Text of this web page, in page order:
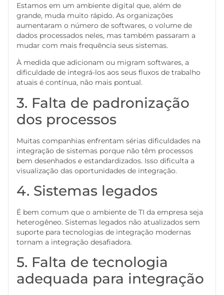
Estamos em um ambiente digital que, além de
grande, muda muito rápido. As organizações
aumentaram o número de softwares, o volume de
dados processados neles, mas também passaram a
mudar com mais frequência seus sistemas.
À medida que adicionam ou migram softwares, a
dificuldade de integrá-los aos seus fluxos de trabalho
atuais é contínua, não mais pontual.
3. Falta de padronização
dos processos
Muitas companhias enfrentam sérias dificuldades na
integração de sistemas porque não têm processos
bem desenhados e estandardizados. Isso dificulta a
visualização das oportunidades de integração.
4. Sistemas legados
É bem comum que o ambiente de TI da empresa seja
heterogêneo. Sistemas legados não atualizados sem
suporte para tecnologias de integração modernas
tornam a integração desafiadora.
5. Falta de tecnologia
adequada para integração